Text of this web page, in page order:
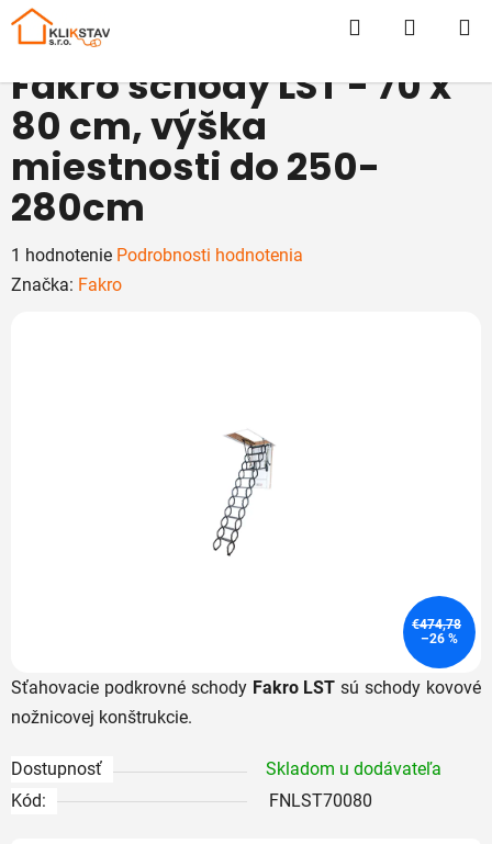
Prejsť
Hľadať
Sťahovacie podkrovné schody Fakro LST sú schody kovové
nožnicovej konštrukcie.
Dostupnosť
Skladom u dodávateľa
Kód:
FNLST70080
Fakro schody LST - 70 x
80 cm, výška
miestnosti do 250-
280cm
Priemerné
hodnotenie
1 hodnotenie Podrobnosti hodnotenia
Značka: Fakro
€474,78
–26 %